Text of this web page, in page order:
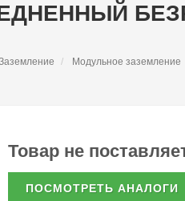
Модульное заземление
Товар не
ПОСМОТРЕТЬ АНАЛОГИ